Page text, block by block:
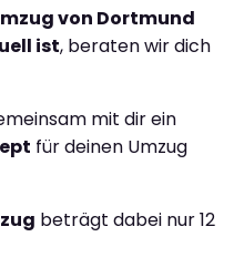
von Dortmund
ist, beraten wir dich
mit dir ein
für deinen Umzug
beträgt dabei nur 12